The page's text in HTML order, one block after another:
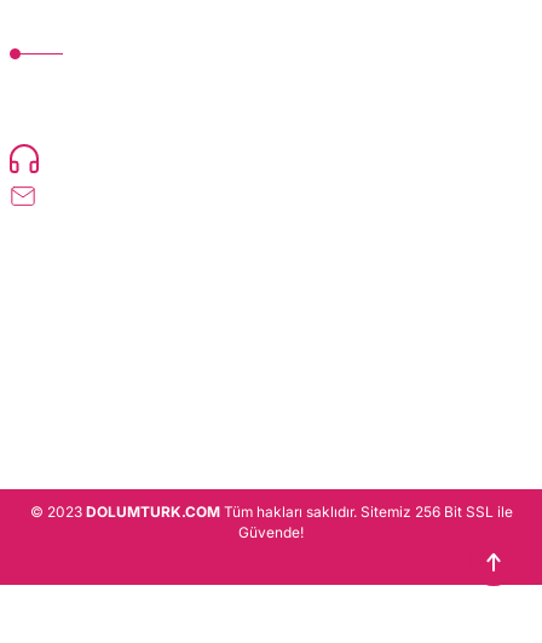
© 2023 DOLUMTURK.COMTüm hakları saklıdır. Sitemiz 256 Bit SSL ile
Güvende!